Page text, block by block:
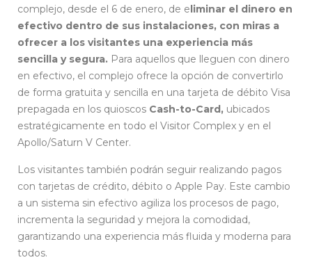
complejo, desde el 6 de enero, de e liminar el dinero en
efectivo dentro de sus instalaciones, con miras a
ofrecer a los visitantes una experiencia más
sencilla y segura. Para aquellos que lleguen con dinero
en efectivo, el complejo ofrece la opción de convertirlo
de forma gratuita y sencilla en una tarjeta de débito Visa
prepagada en los quioscos Cash-to-Card, ubicados
estratégicamente en todo el Visitor Complex y en el
Apollo/Saturn V Center.
Los visitantes también podrán seguir realizando pagos
con tarjetas de crédito, débito o Apple Pay. Este cambio
a un sistema sin efectivo agiliza los procesos de pago,
incrementa la seguridad y mejora la comodidad,
garantizando una experiencia más fluida y moderna para
todos.